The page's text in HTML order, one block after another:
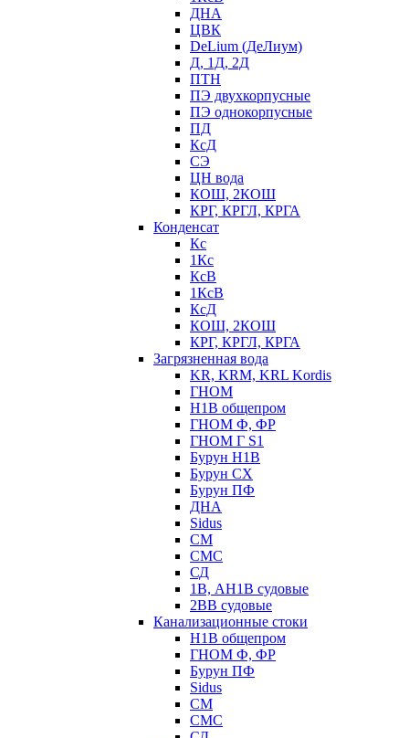
ДНА
ЦВК
DeLium (ДеЛиум)
Д, 1Д, 2Д
ПТН
ПЭ двухкорпусные
ПЭ однокорпусные
ПД
КсД
СЭ
ЦН вода
КОШ, 2КОШ
КРГ, КРГЛ, КРГА
Конденсат
Кс
1Кс
КсВ
1КсВ
КсД
КОШ, 2КОШ
КРГ, КРГЛ, КРГА
Загрязненная вода
KR, KRM, KRL Kordis
ГНОМ
Н1В общепром
ГНОМ Ф, ФР
ГНОМ Г S1
Бурун Н1В
Бурун СХ
Бурун ПФ
ДНА
Sidus
СМ
СМС
СД
1В, АН1В судовые
2ВВ судовые
Канализационные стоки
Н1В общепром
ГНОМ Ф, ФР
Бурун ПФ
Sidus
СМ
СМС